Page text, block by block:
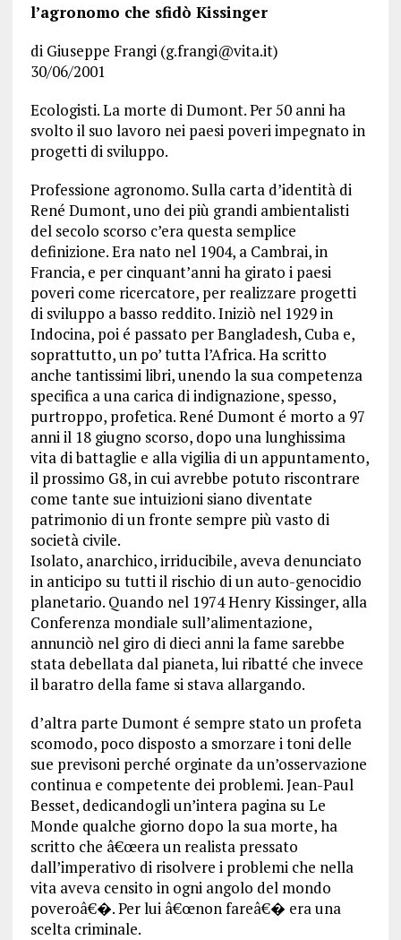
l’agronomo che sfidò Kissinger
di Giuseppe Frangi (g.frangi@vita.it)
30/06/2001
Ecologisti. La morte di Dumont. Per 50 anni ha
svolto il suo lavoro nei paesi poveri impegnato in
progetti di sviluppo.
Professione agronomo. Sulla carta d’identità di
René Dumont, uno dei più grandi ambientalisti
del secolo scorso c’era questa semplice
definizione. Era nato nel 1904, a Cambrai, in
Francia, e per cinquant’anni ha girato i paesi
poveri come ricercatore, per realizzare progetti
di sviluppo a basso reddito. Iniziò nel 1929 in
Indocina, poi é passato per Bangladesh, Cuba e,
soprattutto, un po’ tutta l’Africa. Ha scritto
anche tantissimi libri, unendo la sua competenza
specifica a una carica di indignazione, spesso,
purtroppo, profetica. René Dumont é morto a 97
anni il 18 giugno scorso, dopo una lunghissima
vita di battaglie e alla vigilia di un appuntamento,
il prossimo G8, in cui avrebbe potuto riscontrare
come tante sue intuizioni siano diventate
patrimonio di un fronte sempre più vasto di
società civile.
Isolato, anarchico, irriducibile, aveva denunciato
in anticipo su tutti il rischio di un auto-genocidio
planetario. Quando nel 1974 Henry Kissinger, alla
Conferenza mondiale sull’alimentazione,
annunciò nel giro di dieci anni la fame sarebbe
stata debellata dal pianeta, lui ribatté che invece
il baratro della fame si stava allargando.
d’altra parte Dumont é sempre stato un profeta
scomodo, poco disposto a smorzare i toni delle
sue previsoni perché orginate da un’osservazione
continua e competente dei problemi. Jean-Paul
Besset, dedicandogli un’intera pagina su Le
Monde qualche giorno dopo la sua morte, ha
scritto che â€œera un realista pressato
dall’imperativo di risolvere i problemi che nella
vita aveva censito in ogni angolo del mondo
poveroâ€�. Per lui â€œnon fareâ€� era una
scelta criminale.